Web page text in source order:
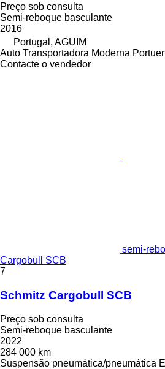
Preço sob consulta
Semi-reboque basculante
2016
Portugal, AGUIM
Auto Transportadora Moderna
Contacte o vendedor
semi-
Cargobull SCB
7
Schmitz Cargobull SCB
Preço sob consulta
Semi-reboque basculante
2022
284 000 km
Suspensão pneumática/pneumática